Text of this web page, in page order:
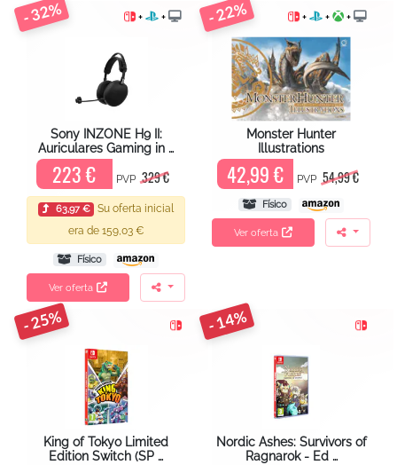
- 32% + +
Sony INZONE H9 II:
Auriculares Gaming in …
223 € PVP 329 €
63,97 €
Su oferta inicial
era de 159,03 €
Físico
Ver oferta
- 22% + + +
Monster Hunter
Illustrations
42,99 € PVP 54,99 €
Físico
Ver oferta
- 25%
King of Tokyo Limited
Edition Switch (SP …
- 14%
Nordic Ashes: Survivors of
Ragnarok - Ed …